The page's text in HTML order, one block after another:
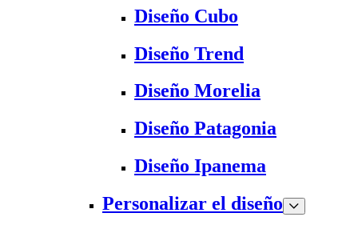
Diseño Cubo
Diseño Trend
Diseño Morelia
Diseño Patagonia
Diseño Ipanema
Personalizar el diseño